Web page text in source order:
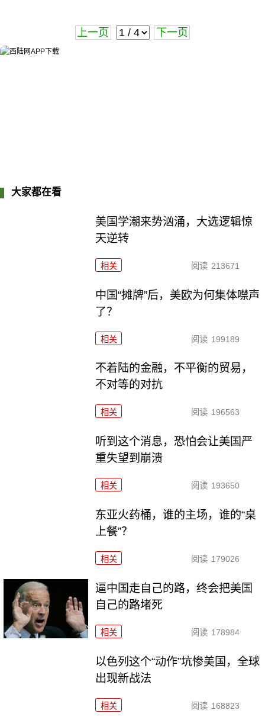
上一页 下一页
大家都在看
美国学潮来势汹涌，大选逻辑惊
天逆转
相关 阅读 213671
中国“摊牌”后，美欧为何集体噤声
了？
相关 阅读 199189
不着陆的金融，不平衡的贸易，
不对等的对抗
相关 阅读 196563
听到这个消息，恐怕会让美国严
重失望到崩溃
相关 阅读 193650
东亚火药桶，谁的主场，谁的“桌
上餐”？
相关 阅读 179026
逼中国走自己的路，终会把美国
自己的路堵死
相关 阅读 178984
以色列这个“动作”坑惨美国，全球
出现新战法
相关 阅读 168823